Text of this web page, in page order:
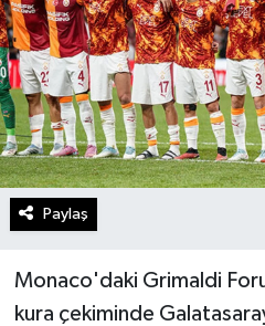
Paylaş
Monaco'daki Grimaldi
kura çekiminde